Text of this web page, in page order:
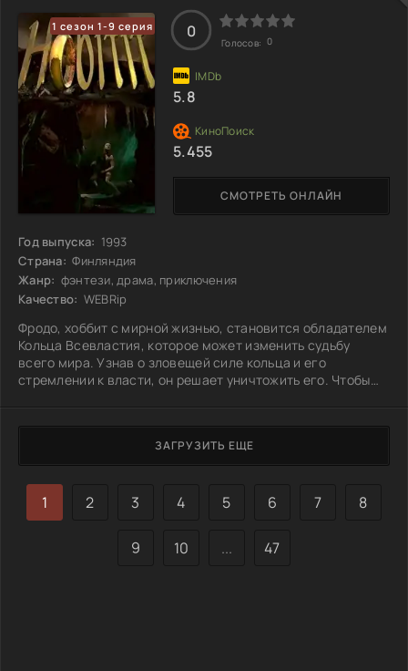
фонариками и смелостью, намереваясь исследовать
затерянные ходки. Страх и азарт
1 сезон 1-9 серия
Год выпуска: 1993
Страна: Финляндия
Жанр: фэнтези, драма, приключения
Качество: WEBRip
Фродо, хоббит с мирной жизнью, становится обладателем
Кольца Всевластия, которое может изменить судьбу
всего мира. Узнав о зловещей силе кольца и его
стремлении к власти, он решает уничтожить его. Чтобы
древними врагами. С ним идут верные друзья, среди
которых есть храбрый самосожженный хоббит и мудрый
маг, готовые поддержать его в трудные моменты. На пути
к цели их ждет множество испытаний,
СМОТРЕТЬ ОНЛАЙН
0
Голосов: 0
5.8
5.455
ЗАГРУЗИТЬ ЕЩЕ
1 2 3 4 5 6 7 8
9 10 ... 47